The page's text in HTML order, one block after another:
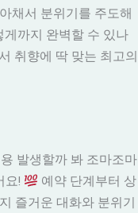
채서 분위기를 주도해
까지 완벽할 수 있나
취향에 딱 맞는 최고의
발생할까 봐 조마조마
요!
예약 단계부터 상
즐거운 대화와 분위기